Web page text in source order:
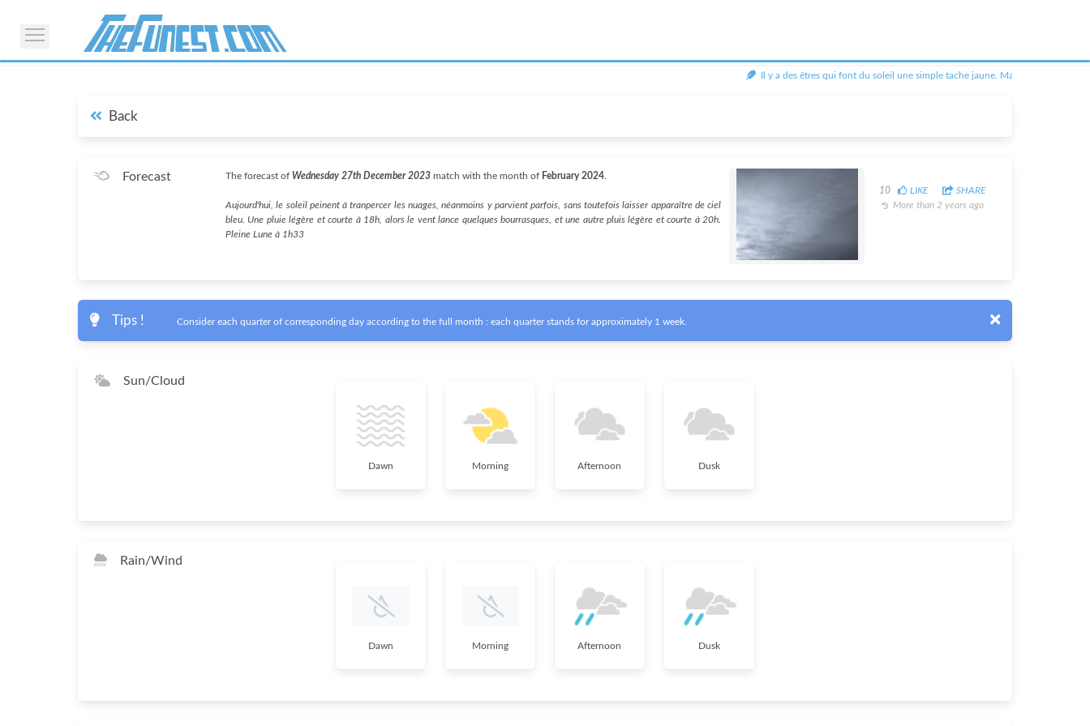
Il y a des êtres qui font du soleil une simple tache jaune. Mais il y en a aussi
Back
Forecast The forecast of Wednesday 27th December 2023 match with the month of February 2024.
Aujourd'hui, le soleil peinent à tranpercer les nuages, néanmoins y parvient parfois, sans toutefois laisser apparaître de ciel
bleu. Une pluie légère et courte à 18h, alors le vent lance quelques bourrasques, et une autre pluis légère et courte à 20h.
Pleine Lune à 1h33
10 LIKE
SHARE
More than 2 years ago
Tips ! Consider each quarter of corresponding day according to the full month : each quarter stands for approximately 1 week.
Sun/Cloud
Dawn Morning Afternoon Dusk
Rain/Wind
Dawn Morning Afternoon Dusk